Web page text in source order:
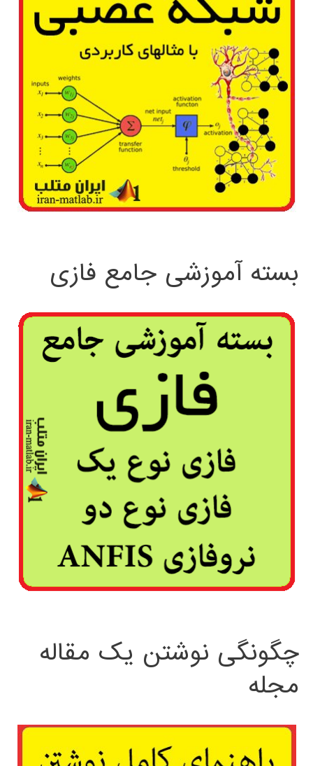
بسته آموزشی جامع فازی
چگونگی نوشتن یک مقاله
مجله